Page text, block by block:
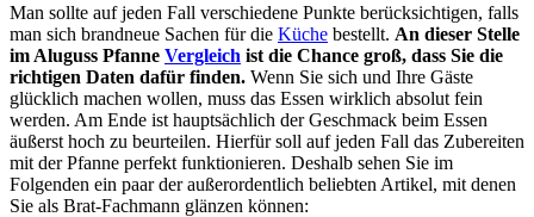
Man sollte auf jeden Fall verschiedene Punkte berücksichtigen, falls
man sich brandneue Sachen für die Küche bestellt. An dieser Stelle
im Aluguss Pfanne Vergleich ist die Chance groß, dass Sie die
richtigen Daten dafür finden. Wenn Sie sich und Ihre Gäste
glücklich machen wollen, muss das Essen wirklich absolut fein
werden. Am Ende ist hauptsächlich der Geschmack beim Essen
äußerst hoch zu beurteilen. Hierfür soll auf jeden Fall das Zubereiten
mit der Pfanne perfekt funktionieren. Deshalb sehen Sie im
Folgenden ein paar der außerordentlich beliebten Artikel, mit denen
Sie als Brat-Fachmann glänzen können: